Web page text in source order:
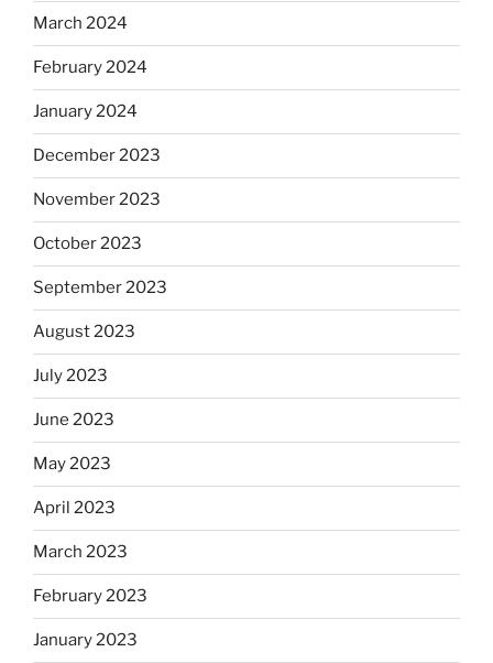
March 2024
February 2024
January 2024
December 2023
November 2023
October 2023
September 2023
August 2023
July 2023
June 2023
May 2023
April 2023
March 2023
February 2023
January 2023